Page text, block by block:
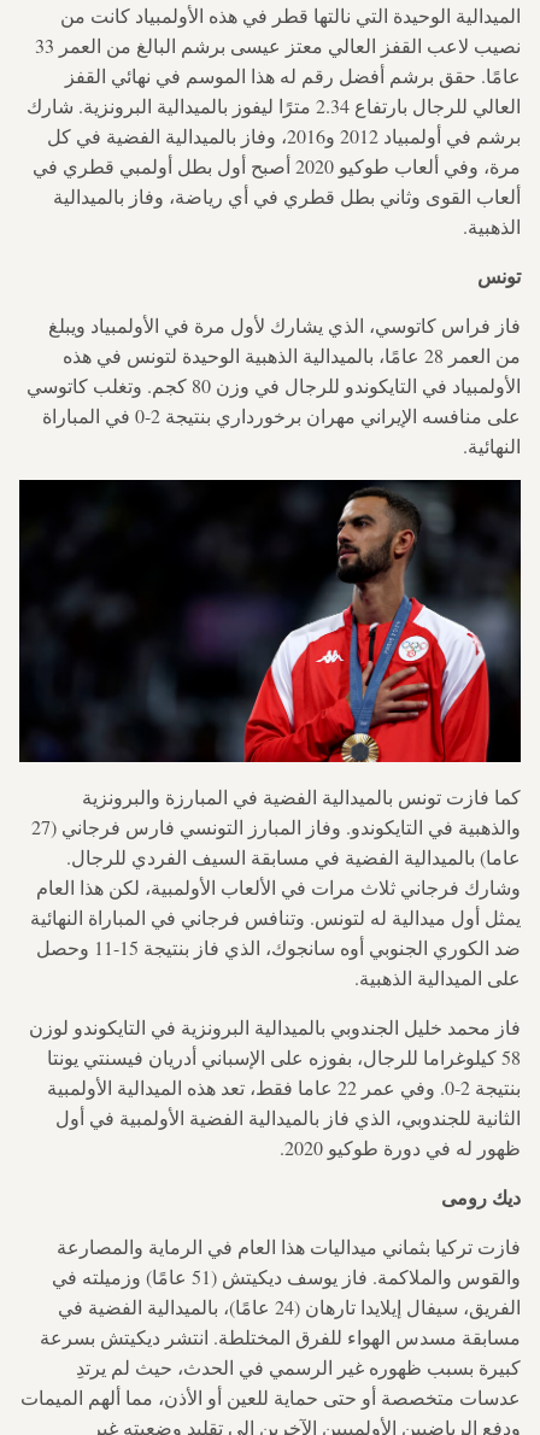
الميدالية الوحيدة التي نالتها قطر في هذه الأولمبياد كانت من
نصيب لاعب القفز العالي معتز عيسى برشم البالغ من العمر 33
عامًا. حقق برشم أفضل رقم له هذا الموسم في نهائي القفز
العالي للرجال بارتفاع 2.34 مترًا ليفوز بالميدالية البرونزية. شارك
برشم في أولمبياد 2012 و2016، وفاز بالميدالية الفضية في كل
مرة، وفي ألعاب طوكيو 2020 أصبح أول بطل أولمبي قطري في
ألعاب القوى وثاني بطل قطري في أي رياضة، وفاز بالميدالية
الذهبية.
تونس
فاز فراس كاتوسي، الذي يشارك لأول مرة في الأولمبياد ويبلغ
من العمر 28 عامًا، بالميدالية الذهبية الوحيدة لتونس في هذه
الأولمبياد في التايكوندو للرجال في وزن 80 كجم. وتغلب كاتوسي
على منافسه الإيراني مهران برخورداري بنتيجة 2-0 في المباراة
النهائية.
كما فازت تونس بالميدالية الفضية في المبارزة والبرونزية
والذهبية في التايكوندو. وفاز المبارز التونسي فارس فرجاني (27
عاما) بالميدالية الفضية في مسابقة السيف الفردي للرجال.
وشارك فرجاني ثلاث مرات في الألعاب الأولمبية، لكن هذا العام
يمثل أول ميدالية له لتونس. وتنافس فرجاني في المباراة النهائية
ضد الكوري الجنوبي أوه سانجوك، الذي فاز بنتيجة 15-11 وحصل
على الميدالية الذهبية.
فاز محمد خليل الجندوبي بالميدالية البرونزية في التايكوندو لوزن
58 كيلوغراما للرجال، بفوزه على الإسباني أدريان فيسنتي يونتا
بنتيجة 2-0. وفي عمر 22 عاما فقط، تعد هذه الميدالية الأولمبية
الثانية للجندوبي، الذي فاز بالميدالية الفضية الأولمبية في أول
ظهور له في دورة طوكيو 2020.
ديك رومى
فازت تركيا بثماني ميداليات هذا العام في الرماية والمصارعة
والقوس والملاكمة. فاز يوسف ديكيتش (51 عامًا) وزميلته في
الفريق، سيفال إيلايدا تارهان (24 عامًا)، بالميدالية الفضية في
مسابقة مسدس الهواء للفرق المختلطة. انتشر ديكيتش بسرعة
كبيرة بسبب ظهوره غير الرسمي في الحدث، حيث لم يرتدِ
عدسات متخصصة أو حتى حماية للعين أو الأذن، مما ألهم الميمات
ودفع الرياضيين الأولمبيين الآخرين إلى تقليد وضعيته غير